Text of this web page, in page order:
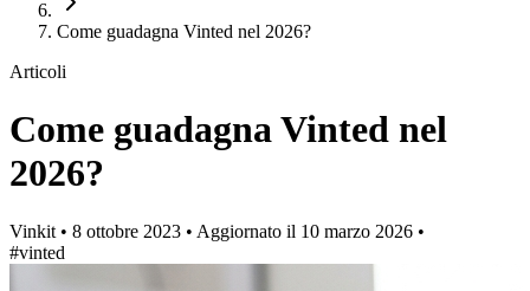
Come guadagna Vinted nel 2026?
Articoli
Come guadagna Vinted nel
2026?
Vinkit • 8 ottobre 2023 • Aggiornato il 10 marzo 2026 •
#vinted